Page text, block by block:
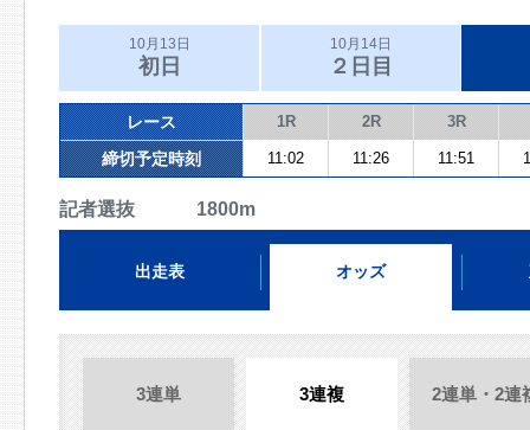
10月13日
初日
10月14日
２日目
レース 1R 2R 3R
締切予定時刻 11:02 11:26 11:51
記者選抜 1800m
出走表 オッズ
3連単 3連複 2連単・2連